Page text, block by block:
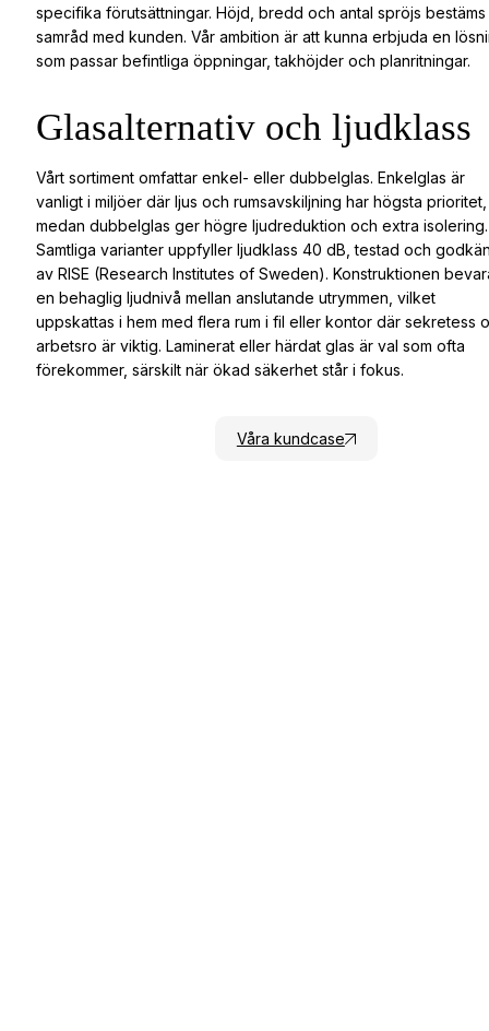
specifika förutsättningar. Höjd, bredd och antal spröjs bestäms
samråd med kunden. Vår ambition är att kunna erbjuda en
som passar befintliga öppningar, takhöjder och planritningar.
Glasalternativ och ljudklass
Vårt sortiment omfattar enkel- eller dubbelglas. Enkelglas är
vanligt i miljöer där ljus och rumsavskiljning har högsta prioritet,
medan dubbelglas ger högre ljudreduktion och extra isolering.
Samtliga varianter uppfyller ljudklass 40 dB, testad och
av RISE (Research Institutes of Sweden). Konstruktionen
en behaglig ljudnivå mellan anslutande utrymmen, vilket
uppskattas i hem med flera rum i fil eller kontor där sekretess
arbetsro är viktig. Laminerat eller härdat glas är val som ofta
förekommer, särskilt när ökad säkerhet står i fokus.
Våra kundcase